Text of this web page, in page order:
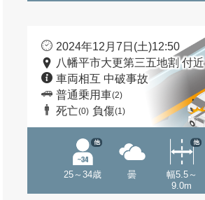
2024年12月7日(土)12:50
八幡平市大更第三五地割 付近
車両相互 中破事故
普通乗用車(2)
死亡(0) 負傷(1)
25～34歳
他
曇
幅5.5～
9.0m
他